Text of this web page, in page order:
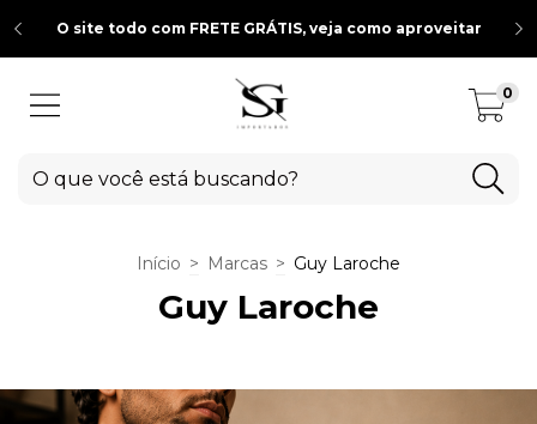
O site todo com FRETE GRÁTIS, veja como aproveitar
0
Início > Marcas > Guy Laroche
Guy Laroche